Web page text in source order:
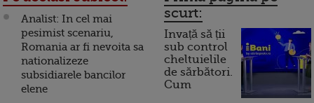
Analist: In cel mai
pesimist scenariu,
Romania ar fi nevoita sa
nationalizeze
subsidiarele bancilor
elene
scurt:
Invață să ții
sub control
cheltuielile
de sărbători.
Cum